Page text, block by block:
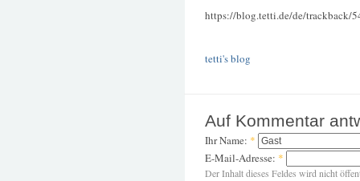
https://blog.tetti.de/de/trackback/
tetti's blog
Auf Kommentar
Ihr Name: *
E-Mail-Adresse: *
Der Inhalt dieses Feldes wird nicht